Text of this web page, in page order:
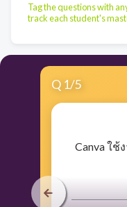
Tag the questions with
track each student's
Q 1/5
​Canva ใช้